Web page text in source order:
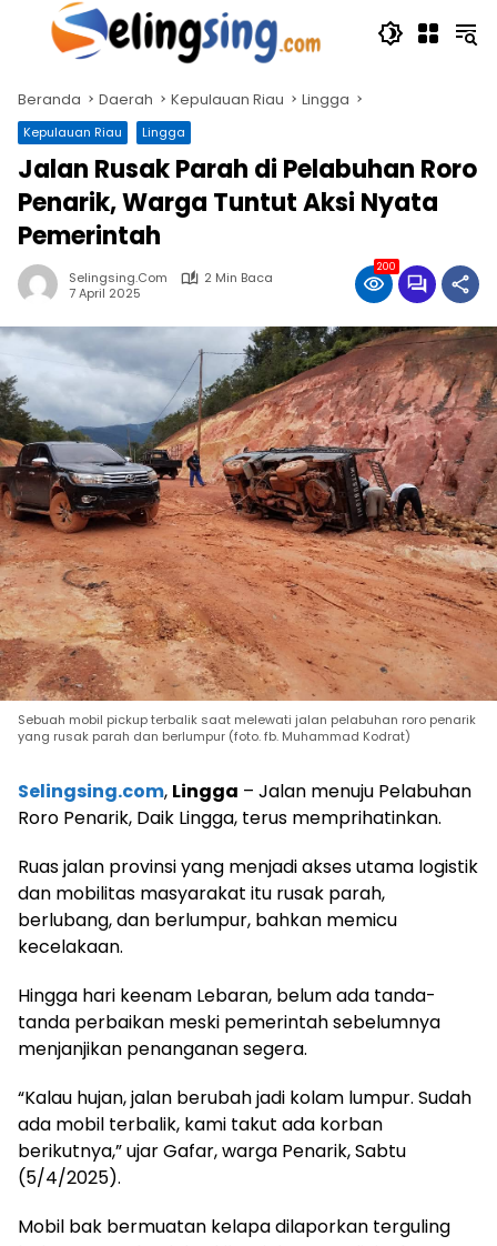
Langsung
Beranda Daerah Kepulauan Riau Lingga
Kepulauan Riau Lingga
Jalan Rusak Parah di Pelabuhan Roro
Penarik, Warga Tuntut Aksi Nyata
Pemerintah
Selingsing.com
2 Min Baca
7 April 2025
200
Sebuah mobil pickup terbalik saat melewati jalan pelabuhan roro penarik
yang rusak parah dan berlumpur (foto. fb. Muhammad Kodrat)
Selingsing.com, Lingga – Jalan menuju Pelabuhan
Roro Penarik, Daik Lingga, terus memprihatinkan.
Ruas jalan provinsi yang menjadi akses utama logistik
dan mobilitas masyarakat itu rusak parah,
berlubang, dan berlumpur, bahkan memicu
kecelakaan.
Hingga hari keenam Lebaran, belum ada tanda-
tanda perbaikan meski pemerintah sebelumnya
menjanjikan penanganan segera.
“Kalau hujan, jalan berubah jadi kolam lumpur. Sudah
ada mobil terbalik, kami takut ada korban
berikutnya,” ujar Gafar, warga Penarik, Sabtu
(5/4/2025).
Mobil bak bermuatan kelapa dilaporkan terguling